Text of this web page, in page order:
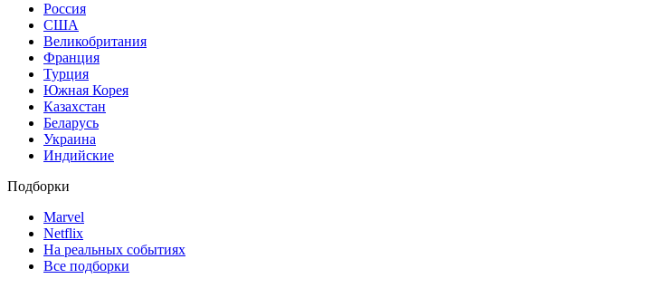
Россия
США
Великобритания
Франция
Турция
Южная Корея
Казахстан
Беларусь
Украина
Индийские
Подборки
Marvel
Netflix
На реальных событиях
Все подборки